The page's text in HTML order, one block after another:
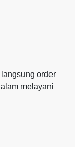
order
melayani